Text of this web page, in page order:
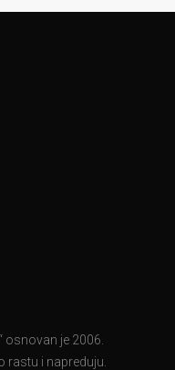
osnovan je 2006.
rastu i napreduju.